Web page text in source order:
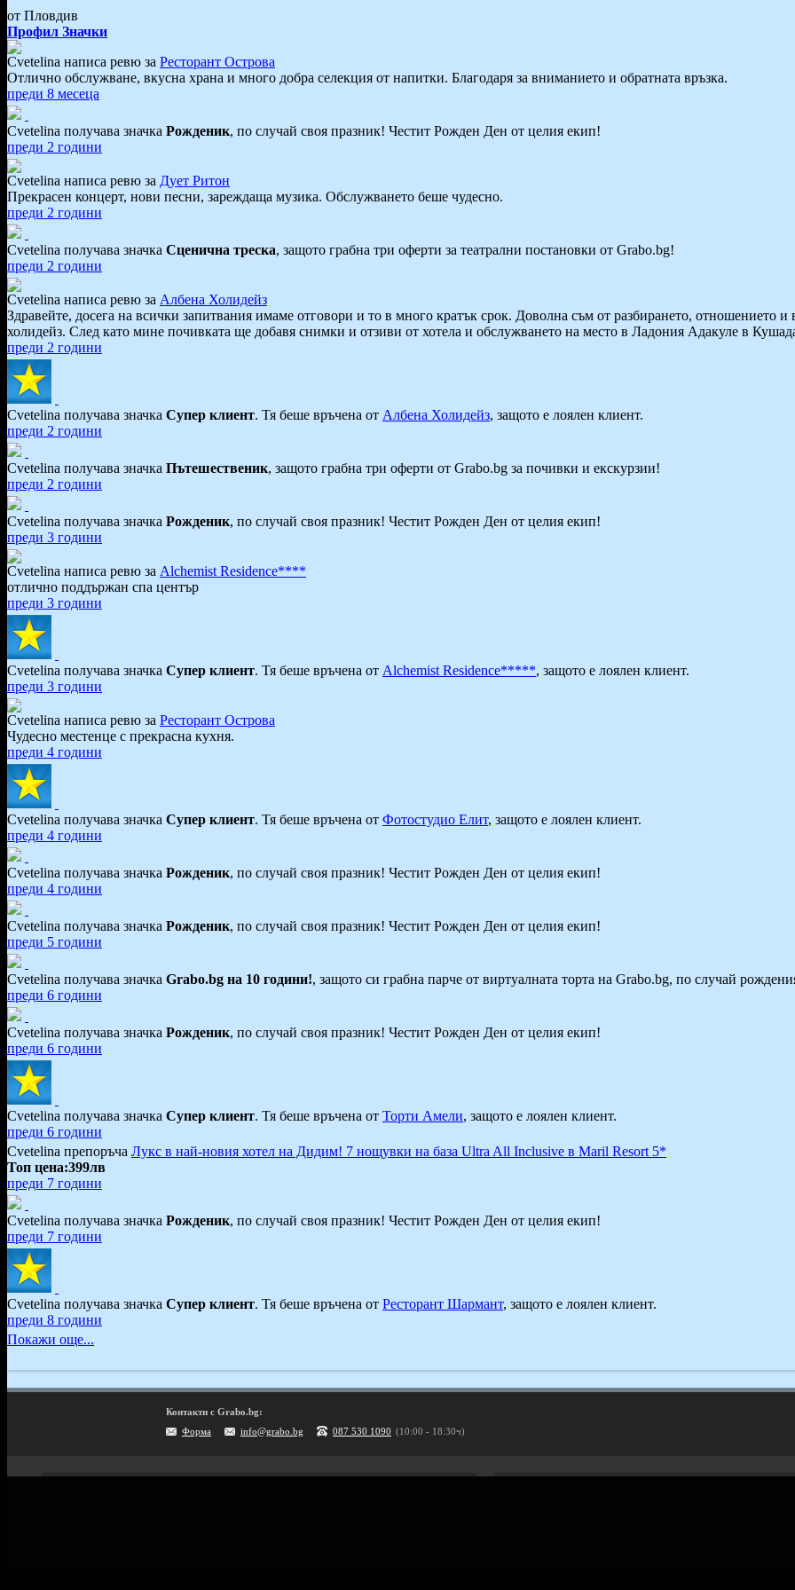
от Пловдив
Профил Значки
Cvetelina написа ревю за Ресторант Острова
Отлично обслужване, вкусна храна и много добра селекция от напитки. Благодаря за вниманието и обратната връзка.
преди 8 месеца
Cvetelina получава значка Рожденик, по случай своя празник! Честит Рожден Ден от целия екип!
преди 2 години
Cvetelina написа ревю за Дует Ритон
Прекрасен концерт, нови песни, зареждаща музика. Обслужването беше чудесно.
преди 2 години
Cvetelina получава значка Сценична треска, защото грабна три оферти за театрални постановки от Grabo.bg!
преди 2 години
Cvetelina написа ревю за Албена Холидейз
Здравейте, досега на всички запитвания имаме отговори и то в много кратък срок. Доволна съм от разбирането, отношението
холидейз. След като мине почивката ще добавя снимки и отзиви от хотела и обслужването на место в Ладония Адакуле в
преди 2 години
Cvetelina получава значка Супер клиент. Тя беше връчена от Албена Холидейз, защото е лоялен клиент.
преди 2 години
Cvetelina получава значка Пътешественик, защото грабна три оферти от Grabo.bg за почивки и екскурзии!
преди 2 години
Cvetelina получава значка Рожденик, по случай своя празник! Честит Рожден Ден от целия екип!
преди 3 години
Cvetelina написа ревю за Alchemist Residence****
отлично поддържан спа център
преди 3 години
Cvetelina получава значка Супер клиент. Тя беше връчена от Alchemist Residence*****, защото е лоялен клиент.
преди 3 години
Cvetelina написа ревю за Ресторант Острова
Чудесно местенце с прекрасна кухня.
преди 4 години
Cvetelina получава значка Супер клиент. Тя беше връчена от Фотостудио Елит, защото е лоялен клиент.
преди 4 години
Cvetelina получава значка Рожденик, по случай своя празник! Честит Рожден Ден от целия екип!
преди 4 години
Cvetelina получава значка Рожденик, по случай своя празник! Честит Рожден Ден от целия екип!
преди 5 години
Cvetelina получава значка Grabo.bg на 10 години!, защото си грабна парче от виртуалната торта на Grabo.bg, по случай
преди 6 години
Cvetelina получава значка Рожденик, по случай своя празник! Честит Рожден Ден от целия екип!
преди 6 години
Cvetelina получава значка Супер клиент. Тя беше връчена от Торти Амели, защото е лоялен клиент.
преди 6 години
Cvetelina препоръча Лукс в най-новия хотел на Дидим! 7 нощувки на база Ultra All Inclusive в Maril Resort 5*
Топ цена:399лв
преди 7 години
Cvetelina получава значка Рожденик, по случай своя празник! Честит Рожден Ден от целия екип!
преди 7 години
Cvetelina получава значка Супер клиент. Тя беше връчена от Ресторант Шармант, защото е лоялен клиент.
преди 8 години
Покажи още...
Контакти с Grabo.bg:
Форма
info@grabo.bg 087 530 1090 (10:00 - 18:30ч)